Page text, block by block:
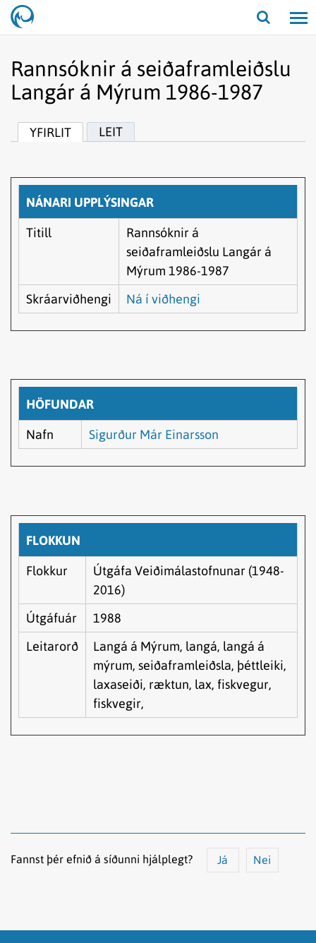
Opna/
Rannsóknir á seiðaframleiðslu
Langár á Mýrum 1986-1987
YFIRLIT LEIT
NÁNARI UPPLÝSINGAR
Titill
Rannsóknir á
seiðaframleiðslu Langár á
Mýrum 1986-1987
Skráarviðhengi
Ná í viðhengi
HÖFUNDAR
Nafn Sigurður Már Einarsson
FLOKKUN
Flokkur
Útgáfa Veiðimálastofnunar (1948-
2016)
Útgáfuár
1988
Leitarorð
Langá á Mýrum, langá, langá á
mýrum, seiðaframleiðsla, þéttleiki,
laxaseiði, ræktun, lax, fiskvegur,
fiskvegir,
Fannst þér efnið á síðunni hjálplegt? Já Nei